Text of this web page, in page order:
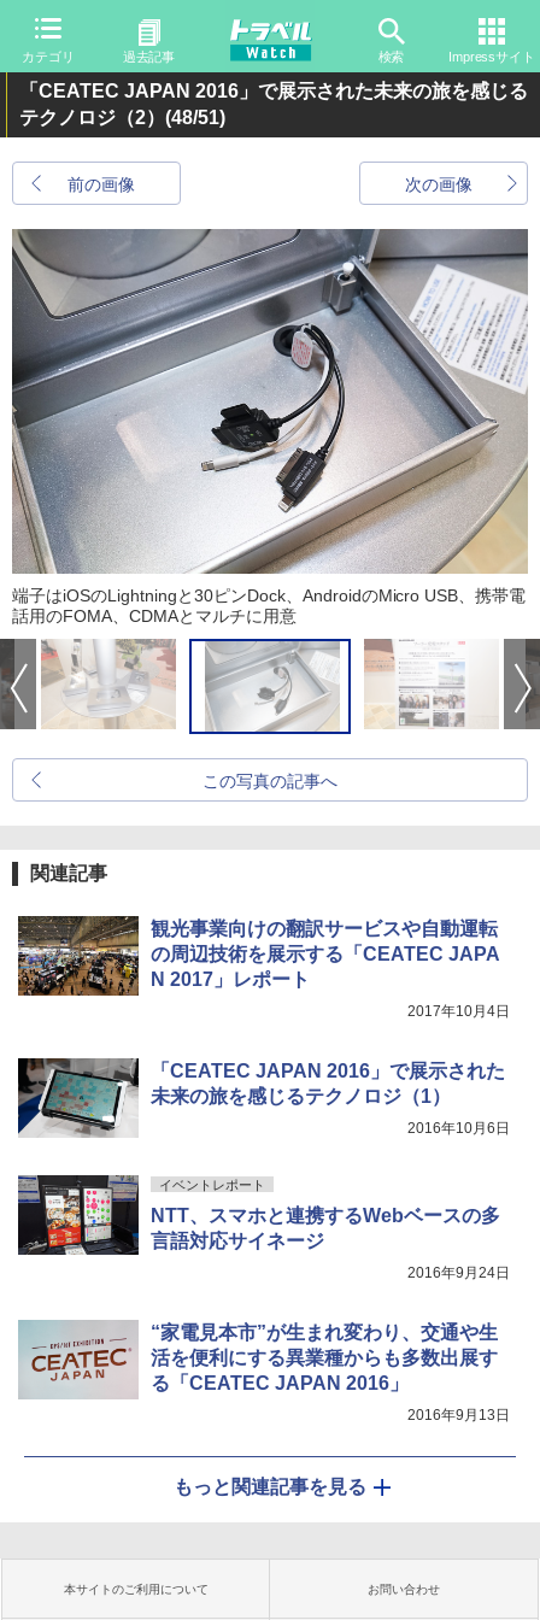
カテゴリ 過去記事 検索 Impressサイト
「CEATEC JAPAN 2016」で展示された未来の旅を感じる
テクノロジ（2） (48/51)
前の画像 次の画像
端子はiOSのLightningと30ピンDock、AndroidのMicro USB、携帯電
話用のFOMA、CDMAとマルチに用意
この写真の記事へ
関連記事
観光事業向けの翻訳サービスや自動運転
の周辺技術を展示する「CEATEC JAPA
N 2017」レポート
2017年10月4日
「CEATEC JAPAN 2016」で展示された
未来の旅を感じるテクノロジ（1）
2016年10月6日
イベントレポート
NTT、スマホと連携するWebベースの多
言語対応サイネージ
2016年9月24日
“家電見本市”が生まれ変わり、交通や生
活を便利にする異業種からも多数出展す
る「CEATEC JAPAN 2016」
2016年9月13日
もっと関連記事を見る
本サイトのご利用について お問い合わせ